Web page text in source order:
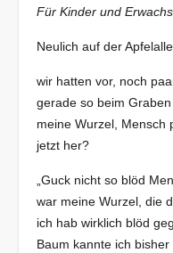
Für Kinder und
Neulich auf der
wir hatten vor, noch
gerade so beim
meine Wurzel, Mensch
jetzt her?
„Guck nicht so blöd
war meine Wurzel, die
ich hab wirklich blöd
Baum kannte ich